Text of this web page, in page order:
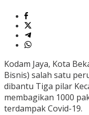
Kodam Jaya, Kota
Bisnis) salah satu
dibantu Tiga pilar
membagikan 1000
terdampak Covid-19.